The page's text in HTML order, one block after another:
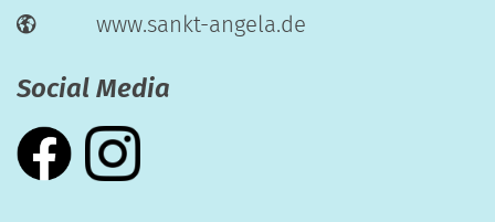
www.sankt-angela.de
Social Media